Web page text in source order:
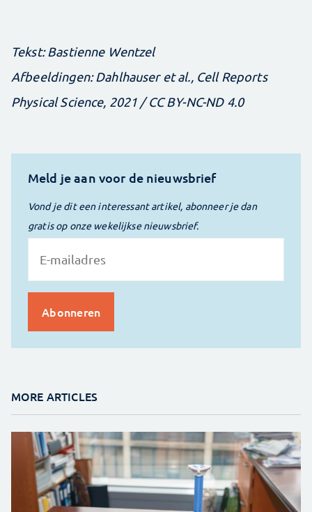
Tekst: Bastienne Wentzel
Afbeeldingen: Dahlhauser et al., Cell Reports
Physical Science, 2021 / CC BY-NC-ND 4.0
Meld je aan voor de nieuwsbrief
Vond je dit een interessant artikel, abonneer je dan
gratis op onze wekelijkse nieuwsbrief.
MORE ARTICLES